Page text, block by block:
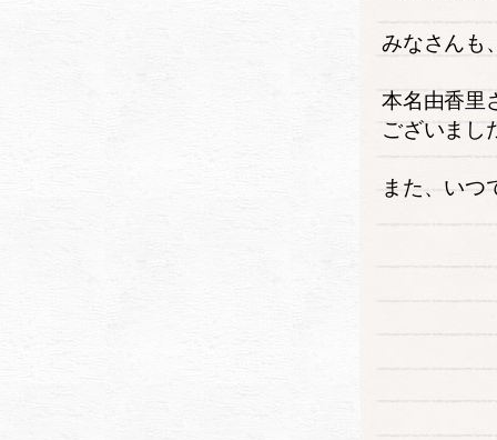
みなさんも
本名由香里
ございまし
また、いつ